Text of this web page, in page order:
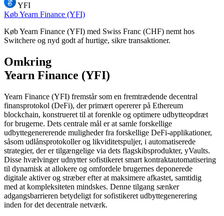
YFI
Køb Yearn Finance (YFI)
Køb Yearn Finance (YFI) med Swiss Franc (CHF) nemt hos
Switchere og nyd godt af hurtige, sikre transaktioner.
Omkring
Yearn Finance (YFI)
Yearn Finance (YFI) fremstår som en fremtrædende decentral
finansprotokol (DeFi), der primært opererer på Ethereum
blockchain, konstrueret til at forenkle og optimere udbytteopdræt
for brugerne. Dets centrale mål er at samle forskellige
udbyttegenererende muligheder fra forskellige DeFi-applikationer,
såsom udlånsprotokoller og likviditetspuljer, i automatiserede
strategier, der er tilgængelige via dets flagskibsprodukter, yVaults.
Disse hvælvinger udnytter sofistikeret smart kontraktautomatisering
til dynamisk at allokere og omfordele brugernes deponerede
digitale aktiver og stræber efter at maksimere afkastet, samtidig
med at kompleksiteten mindskes. Denne tilgang sænker
adgangsbarrieren betydeligt for sofistikeret udbyttegenerering
inden for det decentrale netværk.